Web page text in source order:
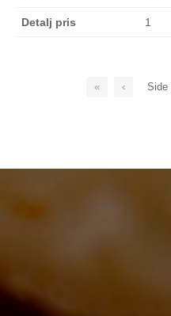
1
« ‹ Side